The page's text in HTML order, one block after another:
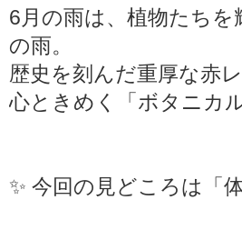
6月の雨は、植物たち
の雨。
歴史を刻んだ重厚な赤
心ときめく「ボタニカ
✨ 今回の見どころは「